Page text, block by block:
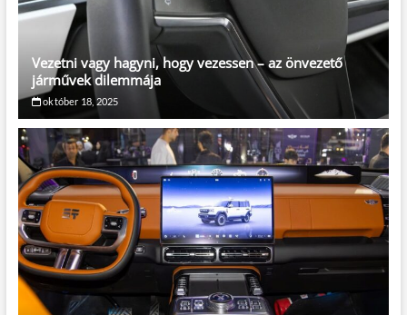
Vezetni vagy hagyni, hogy vezessen – az önvezető
járművek dilemmája
október 18, 2025